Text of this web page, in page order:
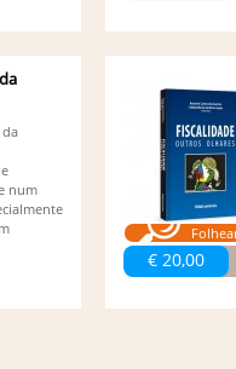
num
€ 20,00